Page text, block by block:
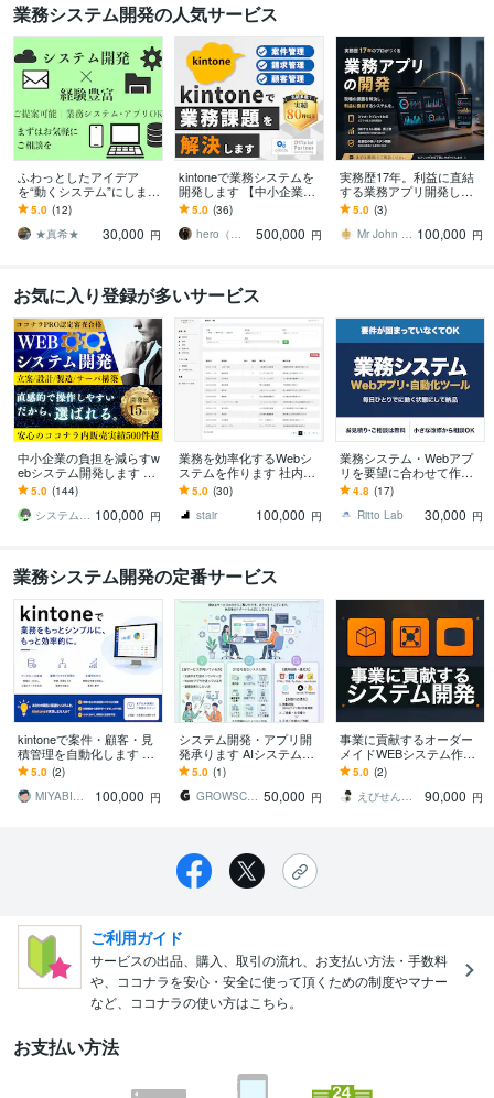
業務システム開発の人気サービス
ふわっとしたアイデア
を“動くシステム”にします
【相見積り可】【即日返
信】【安心保証あり】
5.0 (12)
★真希★
30,000 円
kintoneで業務システムを
開発します 【中小企業向
け】専用システムの構築
で社内DXをサポート
5.0 (36)
hero（ヒーロー）｜kintone
500,000 円
実務歴17年。利益に直結
する業務アプリ開発しま
す 現場を知るプロが設
計。DXでコスト削減と売
上増を実現
5.0 (3)
Mr John Smith 100,000 円
お気に入り登録が多いサービス
中小企業の負担を減らすw
ebシステム開発します 業
務を効率化するシステム
の開発から保守まで一貫
対応！
5.0 (144)
システムエンジニアCLOVER 100,000 円
業務を効率化するWebシ
ステムを作ります 社内シ
ステムや会員サイトな
ど、決済機能にも対応し
ます
5.0 (30)
stair
100,000 円
業務システム・Webアプ
リを要望に合わせて作り
ます 要件が固まっていな
くてもOK。お見積りは無
料です
4.8 (17)
Ritto Lab
30,000 円
業務システム開発の定番サービス
kintoneで案件・顧客・見
積管理を自動化します Ex
celから脱却！要件整理か
ら設計・構築・運用改善
まで対応
5.0 (2)
MIYABI（マーケッター）
100,000 円
システム開発・アプリ開
発承ります AIシステム、
ChatGPT連携、業務シス
テムなど
5.0 (1)
GROWSCAPE 50,000 円
事業に貢献するオーダー
メイドWEBシステム作り
ます カスタマイズ性の高
いシステムを開発・運用
サポートします
5.0 (2)
えびせんエンジニア
90,000 円
ご利用ガイド
サービスの出品、購入、取引の流れ、お支払い方法・手数料
や、ココナラを安心・安全に使って頂くための制度やマナー
など、ココナラの使い方はこちら。
お支払い方法